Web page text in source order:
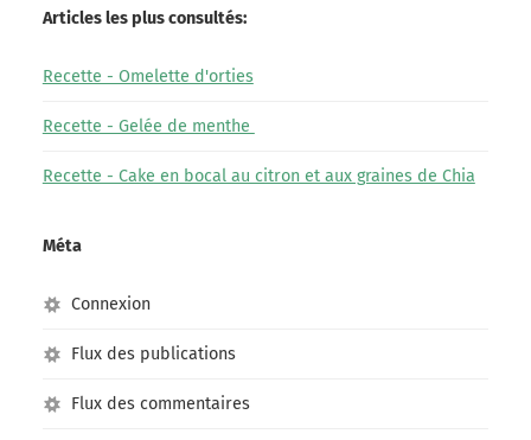
Articles les plus consultés:
Recette - Omelette d'orties
Recette - Gelée de menthe
Recette - Cake en bocal au citron et aux graines de Chia
Méta
Connexion
Flux des publications
Flux des commentaires